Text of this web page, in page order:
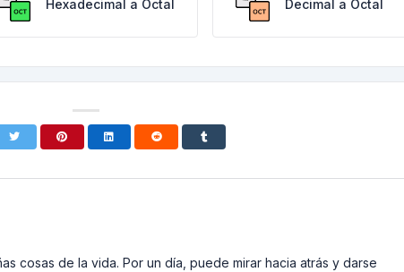
Hexadecimal a Octal Decimal a Octal
cosas de la vida. Por un día, puede mirar hacia atrás y darse